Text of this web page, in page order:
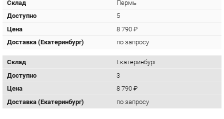
Цена
8 790 ₽
Доставка (Екатеринбург)
по запросу
Цена
8 790 ₽
Доставка (Екатеринбург)
по запросу
Доставкапо г. Екатеринбург
бесплатна при заказе от30000 р.